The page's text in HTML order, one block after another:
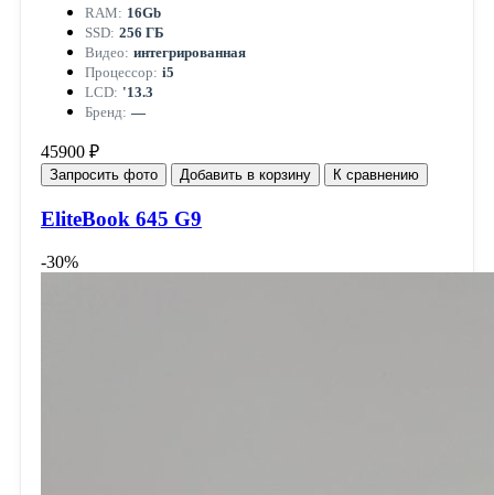
RAM: 16Gb
SSD: 256 ГБ
Видео: интегрированная
Процессор: i5
LCD: '13.3
Бренд: —
45900 ₽
Запросить фото Добавить в корзину К сравнению
EliteBook 645 G9
-30%